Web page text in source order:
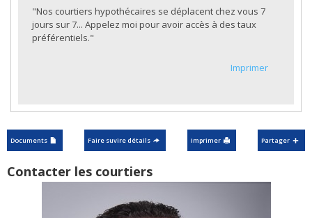
"Nos courtiers hypothécaires se déplacent chez vous 7
jours sur 7... Appelez moi pour avoir accès à des taux
préférentiels."
Imprimer
Documents Faire suvire détails Imprimer Partager
Contacter les courtiers